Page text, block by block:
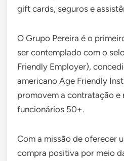
gift cards, seguros e
O Grupo Pereira é o
ser contemplado com o
Friendly Employer),
americano Age Friendly
promovem a contratação e
funcionários 50+.
Com a missão de oferecer
compra positiva por meio